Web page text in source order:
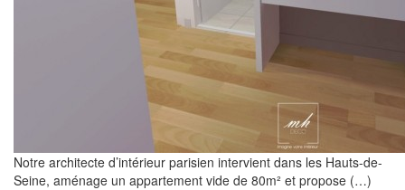
Notre architecte d’intérieur parisien intervient dans les Hauts-de-
Seine, aménage un appartement vide de 80m² et propose (…)